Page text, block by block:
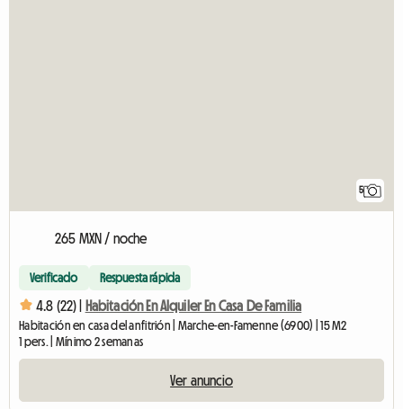
5
265 MXN / noche
Verificado Respuesta rápida
4.8 (22) | Habitación En Alquiler En Casa De Familia
Habitación en casa del anfitrión | Marche-en-Famenne (6900) | 15 M2
1 pers. | Mínimo 2 semanas
Ver anuncio